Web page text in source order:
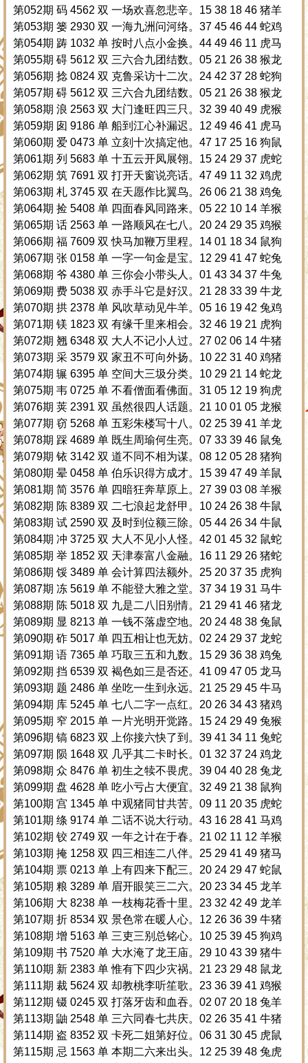
第052期 码 4562 双 一场欢喜忽悲辛。15 38 18 46 猪羊
第053期 篓 2930 双 一海九洲问河络。37 45 46 44 蛇鸡
第054期 踌 1032 单 按时八点小金换。44 49 46 11 虎马
第055期 碍 5612 双 三六合九团结数。05 21 26 38 猴龙
第056期 捻 0824 双 克鲁采访十二次。24 42 37 28 蛇狗
第057期 碍 5612 双 三六合九团结数。05 21 26 38 猴龙
第058期 浪 2563 双 大门逢旺四三只。32 39 40 49 虎猴
第059期 囱 9186 单 船到江心补漏迟。12 49 46 41 虎马
第060期 爱 0473 单 立刻十次搞定他。47 17 25 16 狗鼠
第061期 列 5683 单 十五云开凤展翎。15 24 29 37 虎蛇
第062期 筑 7691 双 打开天窗说亮话。47 49 11 32 鸡虎
第063期 札 3745 双 在天愿作比翼鸟。26 06 21 38 鸡兔
第064期 捡 5408 单 四面春风同路来。05 22 10 14 羊猴
第065期 话 2563 单 一路顺风在七八。20 24 29 35 鸡猴
第066期 福 7609 双 快马加鞭万里程。14 01 18 34 鼠狗
第067期 张 0158 单 一字一句金是宝。12 29 41 47 蛇兔
第068期 爷 4380 单 三你会小带头人。01 43 34 37 牛兔
第069期 费 5038 双 赤手斗它是好汉。21 28 33 39 牛龙
第070期 拱 2378 单 风吹草动见牛羊。05 16 19 42 兔鸡
第071期 镁 1823 双 有缘千里来相会。32 46 19 21 虎狗
第072期 翘 6348 双 大人不记小人过。27 02 06 14 牛猪
第073期 采 3579 双 家丑不可向外扬。10 22 31 40 鸡猪
第074期 辗 6395 单 空间大三圾分类。10 29 21 14 蛇龙
第075期 韦 0725 单 不看僧面看佛面。31 05 12 19 狗虎
第076期 荚 2391 双 虽然很四人话题。21 10 01 05 龙猴
第077期 窃 5268 单 五彩朱楼写十八。02 25 39 41 羊龙
第078期 踩 4689 单 既生周瑜何生亮。07 33 39 46 鼠兔
第079期 铱 3142 双 道不同不相为谋。08 12 05 28 猪狗
第080期 晕 0458 单 伯乐识得方成才。15 39 47 49 羊鼠
第081期 简 3576 单 四暗狂奔草原上。27 39 03 08 羊猴
第082期 陈 8389 双 二七浪起龙舒甲。10 24 26 38 牛鼠
第083期 试 2590 双 及时到位额三除。05 44 26 34 牛鼠
第084期 冲 3725 双 大人不见小人怪。42 01 45 32 鼠蛇
第085期 举 1852 双 天津泰富八金融。16 11 29 26 猪蛇
第086期 馁 3489 单 会计算四法额外。25 20 37 35 虎狗
第087期 冻 5619 单 不能登大雅之堂。37 34 19 31 马牛
第088期 陈 5018 双 九是二八旧别情。21 29 41 46 猪龙
第089期 显 8213 单 一钱不落虚空地。20 24 48 38 兔鼠
第090期 砟 5017 单 四五相让也无妨。02 24 29 37 龙蛇
第091期 语 7365 单 巧取三五和九数。15 29 36 38 鸡兔
第092期 挡 6539 双 褐色如三是否还。41 09 47 05 龙马
第093期 题 2486 单 坐吃一生到永远。21 25 29 45 牛马
第094期 库 5245 单 七八二字一点红。20 26 34 43 猪鸡
第095期 窄 2015 单 一片光明开觉路。15 24 29 49 兔猴
第096期 镐 6823 双 上你接六快了到。39 41 34 11 兔蛇
第097期 陨 1648 双 几乎其二卡时长。01 32 37 24 鸡龙
第098期 众 8476 单 初生之犊不畏虎。39 04 40 28 兔龙
第099期 盘 4628 单 吃小亏占大便宜。32 49 21 38 鼠狗
第100期 宫 1345 单 中观猪同甘共苦。09 11 20 35 虎蛇
第101期 绦 9174 单 二话不说大行动。43 16 28 41 马鸡
第102期 铰 2749 双 一年之计在于春。21 02 11 12 羊猴
第103期 掩 1258 双 四三相连二八伴。25 29 41 49 猪马
第104期 票 0213 单 上有四来下配三。20 24 29 47 蛇鼠
第105期 粮 3289 单 眉开眼笑三二六。20 23 34 45 龙羊
第106期 大 8238 单 一枝梅花香十里。23 32 42 49 龙羊
第107期 折 8534 双 景色常在暖人心。12 26 36 39 牛猪
第108期 增 5163 单 三吏三别总铭心。10 25 39 45 狗鸡
第109期 书 7520 单 大水淹了龙王庙。29 10 43 39 猪牛
第110期 新 2383 单 惟有下四少灾祸。21 23 29 48 鼠龙
第111期 裁 5624 双 却教桃李听笙歌。23 36 39 41 鸡猴
第112期 镊 0245 双 打落牙齿和血吞。02 07 20 18 兔羊
第113期 鼬 2548 单 三六同春七共庆。02 26 35 41 牛猪
第114期 盗 8352 双 卡死二姐第好位。06 31 30 45 虎鼠
第115期 忌 1563 单 本期二六来出头。12 25 39 48 兔虎